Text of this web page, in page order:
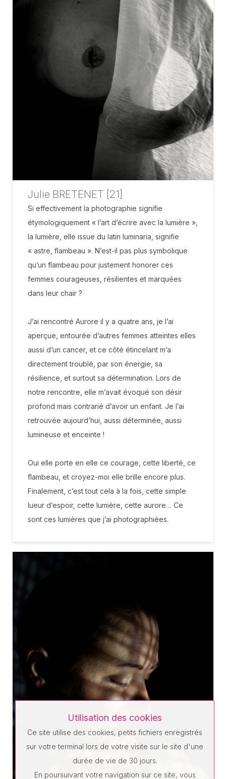
Julie BRETENET [21]
Si effectivement la photographie signifie
étymologiquement « l’art d’écrire avec la lumière »,
la lumière, elle issue du latin luminaria, signifie
« astre, flambeau ». N’est-il pas plus symbolique
qu’un flambeau pour justement honorer ces
femmes courageuses, résilientes et marquées
dans leur chair ?
J’ai rencontré Aurore il y a quatre ans, je l’ai
aperçue, entourée d’autres femmes atteintes elles
aussi d’un cancer, et ce côté étincelant m’a
directement troublé, par son énergie, sa
résilience, et surtout sa détermination. Lors de
notre rencontre, elle m’avait évoqué son désir
profond mais contrarié d’avoir un enfant. Je l’ai
retrouvée aujourd’hui, aussi déterminée, aussi
lumineuse et enceinte !
Oui elle porte en elle ce courage, cette liberté, ce
flambeau, et croyez-moi elle brille encore plus.
Finalement, c’est tout cela à la fois, cette simple
lueur d’espoir, cette lumière, cette aurore… Ce
sont ces lumières que j’ai photographiées.
Utilisation des cookies
Ce site utilise des cookies, petits fichiers enregistrés
sur votre terminal lors de votre visite sur le site d'une
durée de vie de 30 jours.
En poursuivant votre navigation sur ce site, vous